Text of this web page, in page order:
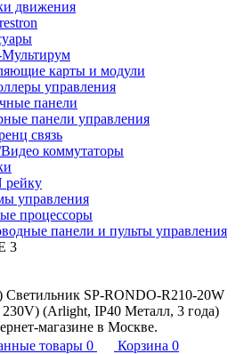
движения
карты и модули
управления
панели
панели управления
связь
коммутаторы
рейку
управления
процессоры
панели и пульты управления
3
Светильник SP-RONDO-R210-20W
(Arlight, IP40 Металл, 3 года)
магазине в Москве.
товары 0 Корзина 0